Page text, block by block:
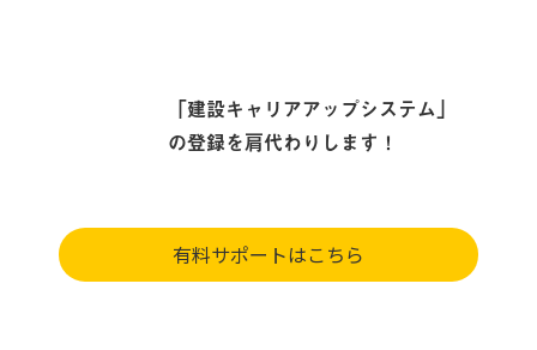
「建設キャリアアップシステム」
の登録を肩代わりします！
有料サポートはこちら